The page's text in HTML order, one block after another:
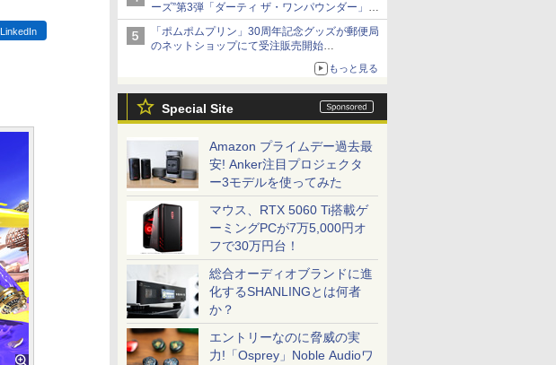
ーズ”第3弾「ダーティ ザ・ワンパウンダー」を
8月7日発売
「特製ガーリックマヨソース」を使用した超大
型チーズバーガー
「ポムポムプリン」30周年記念グッズが郵便局
のネットショップにて受注販売開始
「おもちもちもちクッション」など今年だけの
もっと見る
Special Site
Amazon プライムデー過去最
安! Anker注目プロジェクタ
ー3モデルを使ってみた
マウス、RTX 5060 Ti搭載ゲ
ーミングPCが7万5,000円オ
フで30万円台！
総合オーディオブランドに進
化するSHANLINGとは何者
か？
エントリーなのに脅威の実
力!「Osprey」Noble Audioワ
LinkedIn